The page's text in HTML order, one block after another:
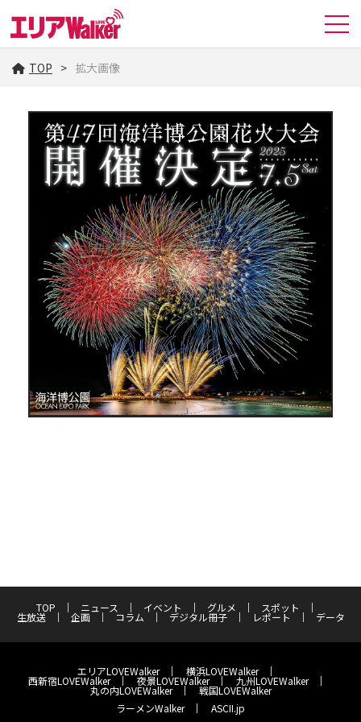
TOP 拡大画像
TOP ニュース イベント グルメ スポット
生放送 企画 コラム デジタル冊子 レポート データ
エリアLOVEWalker 横浜LOVEWalker
西新宿LOVEWalker 夜景LOVEWalker 九州LOVEWalker
丸の内LOVEWalker
戦国LOVEWalker
ラーメンWalker
ASCII.jp